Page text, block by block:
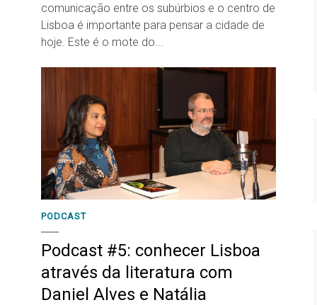
comunicação entre os subúrbios e o centro de
Lisboa é importante para pensar a cidade de
hoje. Este é o mote do...
PODCAST
Podcast #5: conhecer Lisboa
através da literatura com
Daniel Alves e Natália